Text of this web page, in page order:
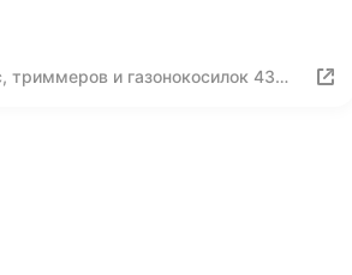
триммеров и газонокосилок 43